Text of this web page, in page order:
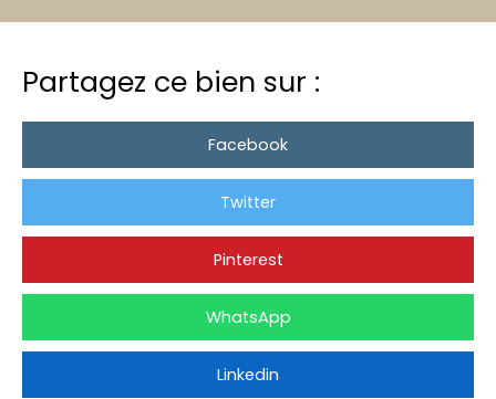
Partagez ce bien sur :
Facebook
Twitter
Pinterest
WhatsApp
Linkedin